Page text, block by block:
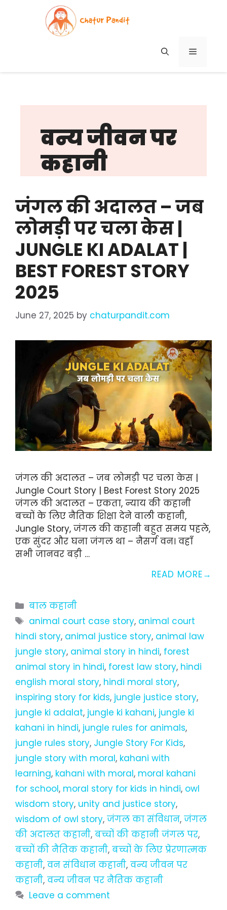
MENU
वन्य जीवन पर
कहानी
जंगल की अदालत – जब
लोमड़ी पर चला केस |
JUNGLE KI ADALAT |
BEST FOREST STORY
2025
June 27, 2025 by chaturpandit.com
जंगल की अदालत – जब लोमड़ी पर चला केस |
Jungle Court Story | Best Forest Story 2025
जंगल की अदालत – एकता, न्याय की कहानी
बच्चों के लिए नैतिक शिक्षा देने वाली कहानी,
Jungle Story, जंगल की कहानी बहुत समय पहले,
एक सुंदर और घना जंगल था – नैसर्ग वन। वहाँ
सभी जानवर बड़ी …
READ MORE
Categories
बाल कहानी
Tags
animal court case story, animal court
hindi story, animal justice story, animal law
jungle story, animal story in hindi, forest
animal story in hindi, forest law story, hindi
english moral story, hindi moral story,
inspiring story for kids, jungle justice story,
jungle ki adalat, jungle ki kahani, jungle ki
kahani in hindi, jungle rules for animals,
jungle rules story, Jungle Story For Kids,
jungle story with moral, kahani with
learning, kahani with moral, moral kahani
for school, moral story for kids in hindi, owl
wisdom story, unity and justice story,
wisdom of owl story, जंगल का संविधान, जंगल
की अदालत कहानी, बच्चों की कहानी जंगल पर,
बच्चों की नैतिक कहानी, बच्चों के लिए प्रेरणात्मक
कहानी, वन संविधान कहानी, वन्य जीवन पर
कहानी, वन्य जीवन पर नैतिक कहानी
Leave a comment